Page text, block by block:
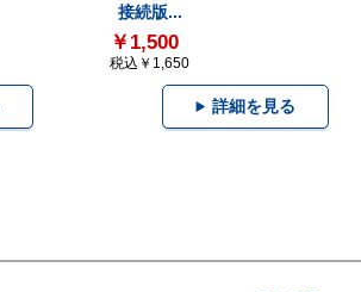
接続版...
￥1,500
税込￥1,650
詳細を見る